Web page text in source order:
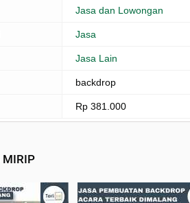
Jasa dan Lowongan
Jasa
Jasa Lain
backdrop
Rp 381.000
MIRIP